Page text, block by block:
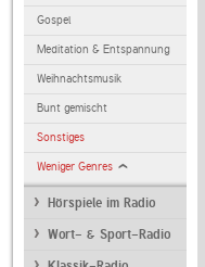
Gospel
Meditation & Entspannung
Weihnachtsmusik
Bunt gemischt
Sonstiges
Weniger Genres
Hörspiele im Radio
Wort- & Sport-Radio